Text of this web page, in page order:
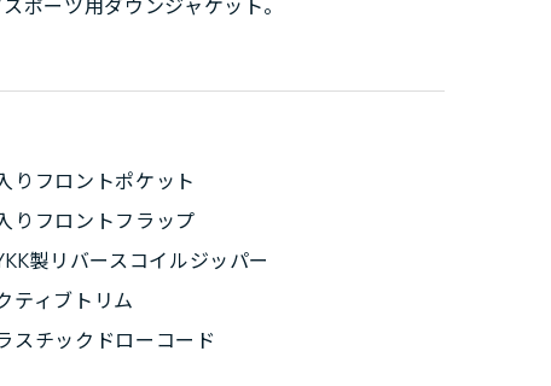
ポーツ用ダウンジャケット。
りフロントポケット
りフロントフラップ
製リバースコイルジッパー
ティブトリム
スチックドローコード